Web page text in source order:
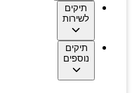
תיקים
לשירות
תיקים
נוספים